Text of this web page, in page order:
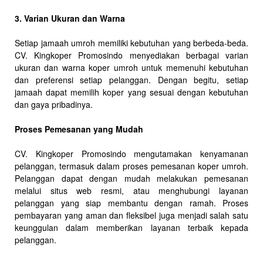
3. Varian Ukuran dan Warna
Setiap jamaah umroh memiliki kebutuhan yang berbeda-beda.
CV. Kingkoper Promosindo menyediakan berbagai varian
ukuran dan warna koper umroh untuk memenuhi kebutuhan
dan preferensi setiap pelanggan. Dengan begitu, setiap
jamaah dapat memilih koper yang sesuai dengan kebutuhan
dan gaya pribadinya.
Proses Pemesanan yang Mudah
CV. Kingkoper Promosindo mengutamakan kenyamanan
pelanggan, termasuk dalam proses pemesanan koper umroh.
Pelanggan dapat dengan mudah melakukan pemesanan
melalui situs web resmi, atau menghubungi layanan
pelanggan yang siap membantu dengan ramah. Proses
pembayaran yang aman dan fleksibel juga menjadi salah satu
keunggulan dalam memberikan layanan terbaik kepada
pelanggan.